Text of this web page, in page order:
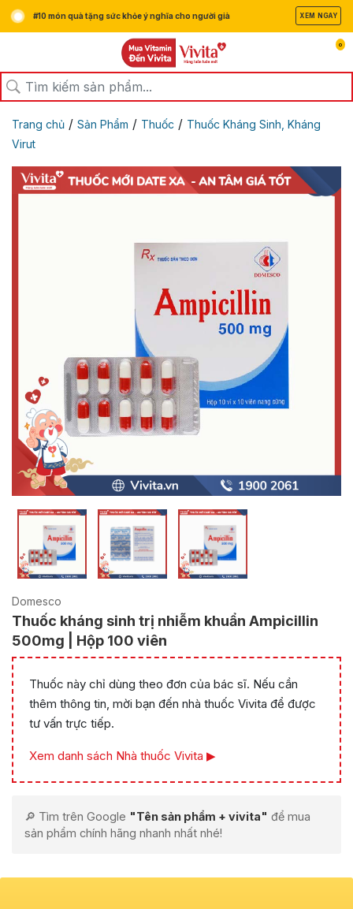
#10 món quà tặng sức khỏe ý nghĩa cho người già XEM NGAY
0
Trang chủ / Sản Phẩm / Thuốc / Thuốc Kháng Sinh, Kháng
Virut
Domesco
Thuốc kháng sinh trị nhiễm khuẩn Ampicillin
500mg | Hộp 100 viên
Thuốc này chỉ dùng theo đơn của bác sĩ. Nếu cần
thêm thông tin, mời bạn đến nhà thuốc Vivita để được
tư vấn trực tiếp.
Xem danh sách Nhà thuốc Vivita ▶
🔎 Tìm trên Google "Tên sản phẩm + vivita" để mua
sản phẩm chính hãng nhanh nhất nhé!